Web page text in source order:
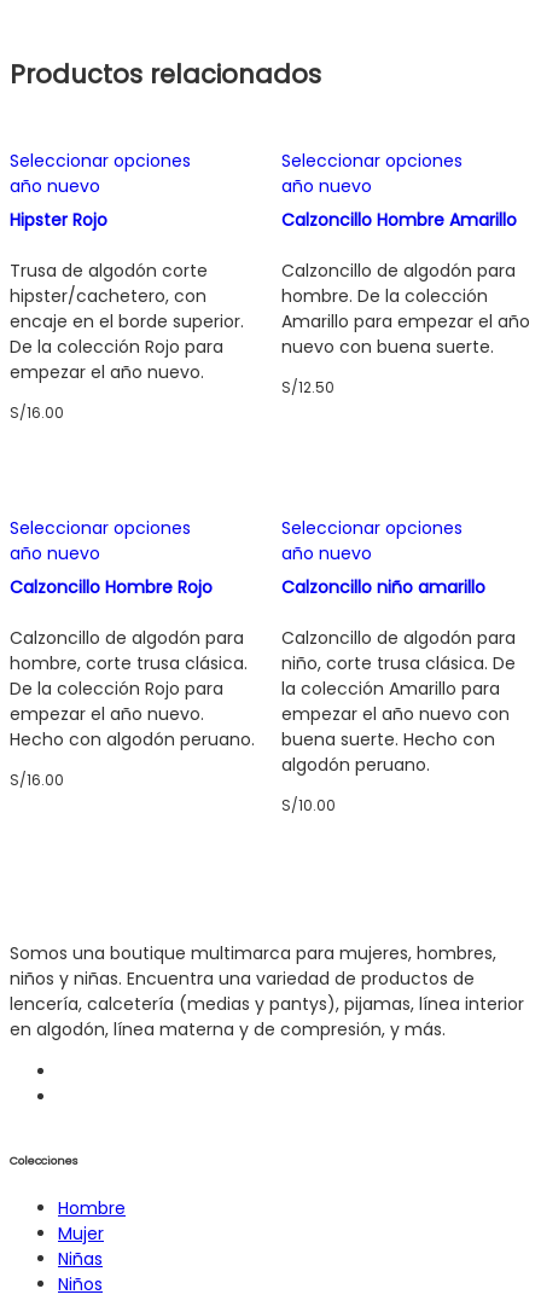
Productos relacionados
Seleccionar opciones
Las
opciones
se
pueden
elegir
año nuevo
Hipster Rojo
Trusa de algodón corte
hipster/cachetero, con
encaje en el borde superior.
De la colección Rojo para
empezar el año nuevo.
S/16.00
Seleccionar opcionesproducto
múltiples
Las
opciones
se
pueden
año nuevo
Calzoncillo Hombre Amarillo
Calzoncillo de algodón para
hombre. De la colección
Amarillo para empezar el año
nuevo con buena suerte.
S/12.50
Seleccionar opciones
múltiples
Las
opciones
se
pueden
elegir
año nuevo
Calzoncillo Hombre Rojo
Calzoncillo de algodón para
hombre, corte trusa clásica.
De la colección Rojo para
empezar el año nuevo.
Hecho con algodón peruano.
S/16.00
Seleccionar opcionesproducto
múltiples
Las
opciones
se
pueden
elegir
año nuevo
Calzoncillo niño amarillo
Calzoncillo de algodón para
niño, corte trusa clásica. De
la colección Amarillo para
empezar el año nuevo con
buena suerte. Hecho con
algodón peruano.
S/10.00
Somos una boutique multimarca para mujeres, hombres,
niños y niñas. Encuentra una variedad de productos de
lencería, calcetería (medias y pantys), pijamas, línea interior
en algodón, línea materna y de compresión, y más.
Colecciones
Hombre
Mujer
Niñas
Niños